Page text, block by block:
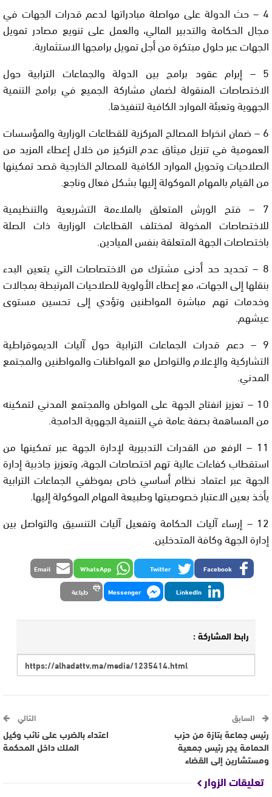
4 – حث الدولة على مواصلة مبادراتها لدعم قدرات الجهات في
مجال الحكامة والتدبير المالي، والعمل على تنويع مصادر تمويل
الجهات عبر حلول مبتكرة من أجل تمويل برامجها الاستثمارية.
5 – إبرام عقود برامج بين الدولة والجماعات الترابية حول
الاختصاصات المنقولة لضمان مشاركة الجميع في برامج التنمية
الجهوية وتعبئة الموارد الكافية لتنفيذها.
6 – ضمان انخراط المصالح المركزية للقطاعات الوزارية والمؤسسات
العمومية في تنزيل ميثاق عدم التركيز من خلال إعطاء المزيد من
الصلاحيات وتحويل الموارد الكافية للمصالح الخارجية قصد تمكينها
من القيام بالمهام الموكولة إليها بشكل فعال وناجع.
7 – فتح الورش المتعلق بالملاءمة التشريعية والتنظيمية
للاختصاصات المخولة لمختلف القطاعات الوزارية ذات الصلة
باختصاصات الجهة المتعلقة بنفس الميادين.
8 – تحديد حد أدنى مشترك من الاختصاصات التي يتعين البدء
بنقلها إلى الجهات، مع إعطاء الأولوية للصلاحيات المرتبطة بمجالات
وخدمات تهم مباشرة المواطنين وتؤدي إلى تحسين مستوى
عيشهم.
9 – دعم قدرات الجماعات الترابية حول آليات الديموقراطية
التشاركية والإعلام والتواصل مع المواطنات والمواطنين والمجتمع
المدني.
10 – تعزيز انفتاح الجهة على المواطن والمجتمع المدني لتمكينه
من المساهمة بصفة عامة في التنمية الجهوية الدامجة.
11 – الرفع من القدرات التدبيرية لإدارة الجهة عبر تمكينها من
استقطاب كفاءات عالية تهم اختصاصات الجهة، وتعزيز جاذبية إدارة
الجهة عبر اعتماد نظام أساسي خاص بموظفي الجماعات الترابية
يأخذ بعين الاعتبار خصوصيتها وطبيعة المهام الموكولة إليها.
12 – إرساء آليات الحكامة وتفعيل آليات التنسيق والتواصل بين
إدارة الجهة وكافة المتدخلين.
Facebook
Twitter
WhatsApp
Email
LinkedIn
Messenger طباعة
رابط المشاركة :
السابق
رئيس جماعة بتازة من حزب
الحمامة يجر رئيس جمعية
ومستشارين إلى القضاء
التالي
اعتداء بالضرب على نائب وكيل
الملك داخل المحكمة
تعليقات الزوار